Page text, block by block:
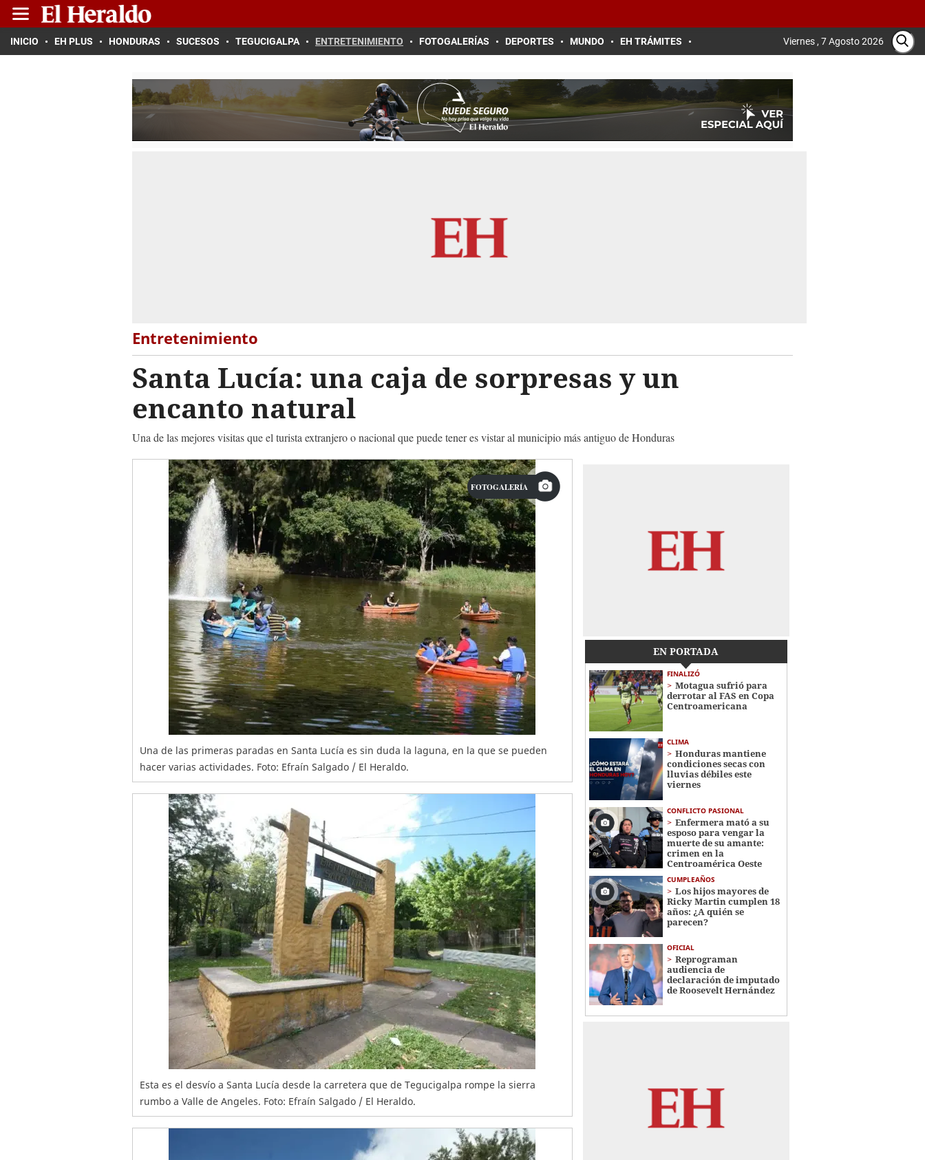
INICIO EH PLUS HONDURAS SUCESOS TEGUCIGALPA ENTRETENIMIENTO FOTOGALERÍAS DEPORTES MUNDO EH TRÁMITES Viernes , 7 Agosto 2026
Entretenimiento
Santa Lucía: una caja de sorpresas y un
encanto natural
Una de las mejores visitas que el turista extranjero o nacional que puede tener es vistar al municipio más antiguo de Honduras
FOTOGALERÍA
Una de las primeras paradas en Santa Lucía es sin duda la laguna, en la que se pueden
hacer varias actividades. Foto: Efraín Salgado / El Heraldo.
Esta es el desvío a Santa Lucía desde la carretera que de Tegucigalpa rompe la sierra
rumbo a Valle de Angeles. Foto: Efraín Salgado / El Heraldo.
EN PORTADA
FINALIZÓ
Motagua sufrió para
derrotar al FAS en Copa
Centroamericana
CLIMA
Honduras mantiene
condiciones secas con
lluvias débiles este
viernes
CONFLICTO PASIONAL
Enfermera mató a su
esposo para vengar la
muerte de su amante:
crimen en la
Centroamérica Oeste
CUMPLEAÑOS
Los hijos mayores de
Ricky Martin cumplen 18
años: ¿A quién se
parecen?
OFICIAL
Reprograman
audiencia de
declaración de imputado
de Roosevelt Hernández